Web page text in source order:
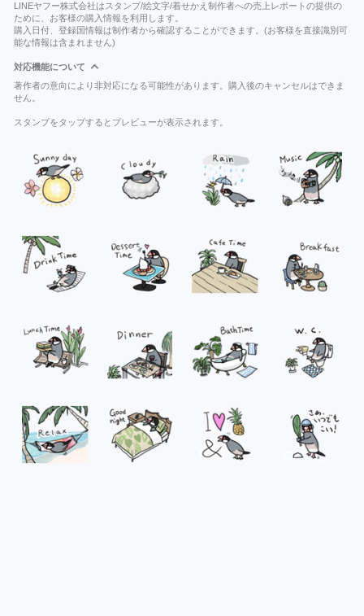
LINEヤフー株式会社はスタンプ/絵文字/着せかえ制作者への売上レポートの提供の
ために、お客様の購入情報を利用します。
購入日付、登録国情報は制作者から確認することができます。(お客様を直接識別可
能な情報は含まれません)
対応機能について
著作者の意向により非対応になる可能性があります。購入後のキャンセルはできま
せん。
スタンプをタップするとプレビューが表示されます。